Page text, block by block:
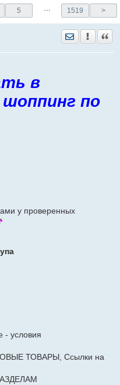
5 … 1519 >
Отправить
в
по
у проверенных
- условия
ТОВАРЫ, Ссылки на